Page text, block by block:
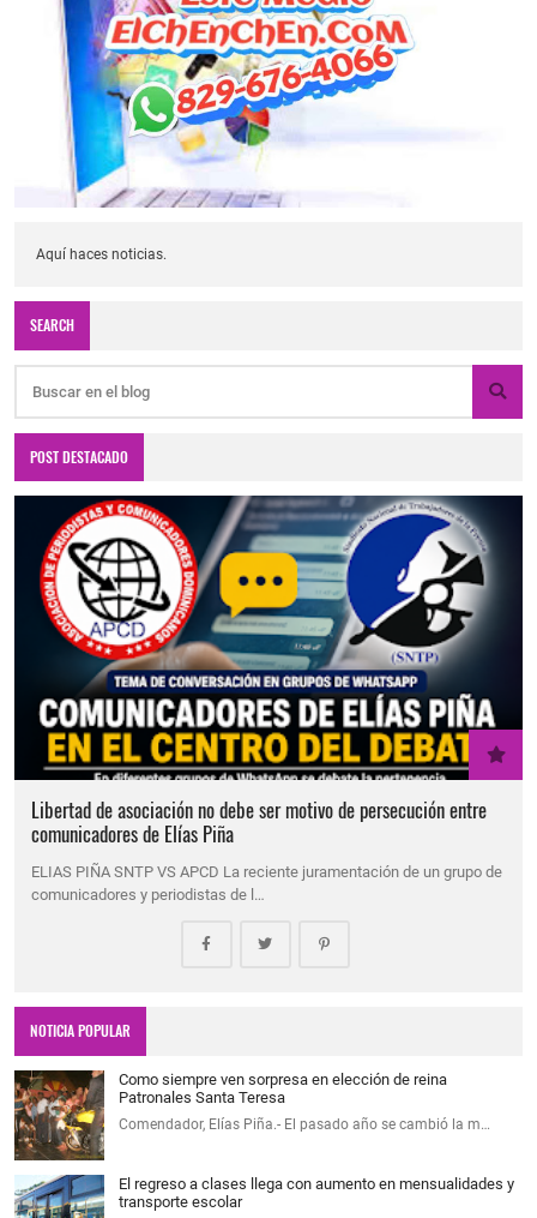
Aquí haces noticias.
SEARCH
POST DESTACADO
Libertad de asociación no debe ser motivo de persecución entre
comunicadores de Elías Piña
ELIAS PIÑA SNTP VS APCD La reciente juramentación de un grupo de
comunicadores y periodistas de l…
NOTICIA POPULAR
Como siempre ven sorpresa en elección de reina
Patronales Santa Teresa
Comendador, Elías Piña.- El pasado año se cambió la m…
El regreso a clases llega con aumento en mensualidades y
transporte escolar